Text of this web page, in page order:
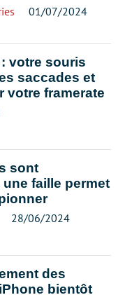
01/07/2024
votre souris
saccades et
votre framerate
sont
faille permet
28/06/2024
des
bientôt